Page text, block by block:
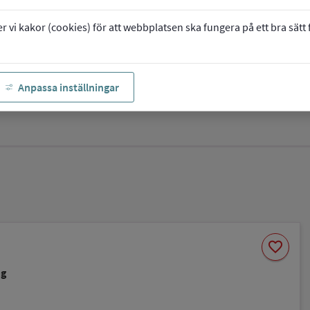
vi kakor (cookies) för att webbplatsen ska fungera på ett bra sätt
Anpassa inställningar
favorite
Spara
som